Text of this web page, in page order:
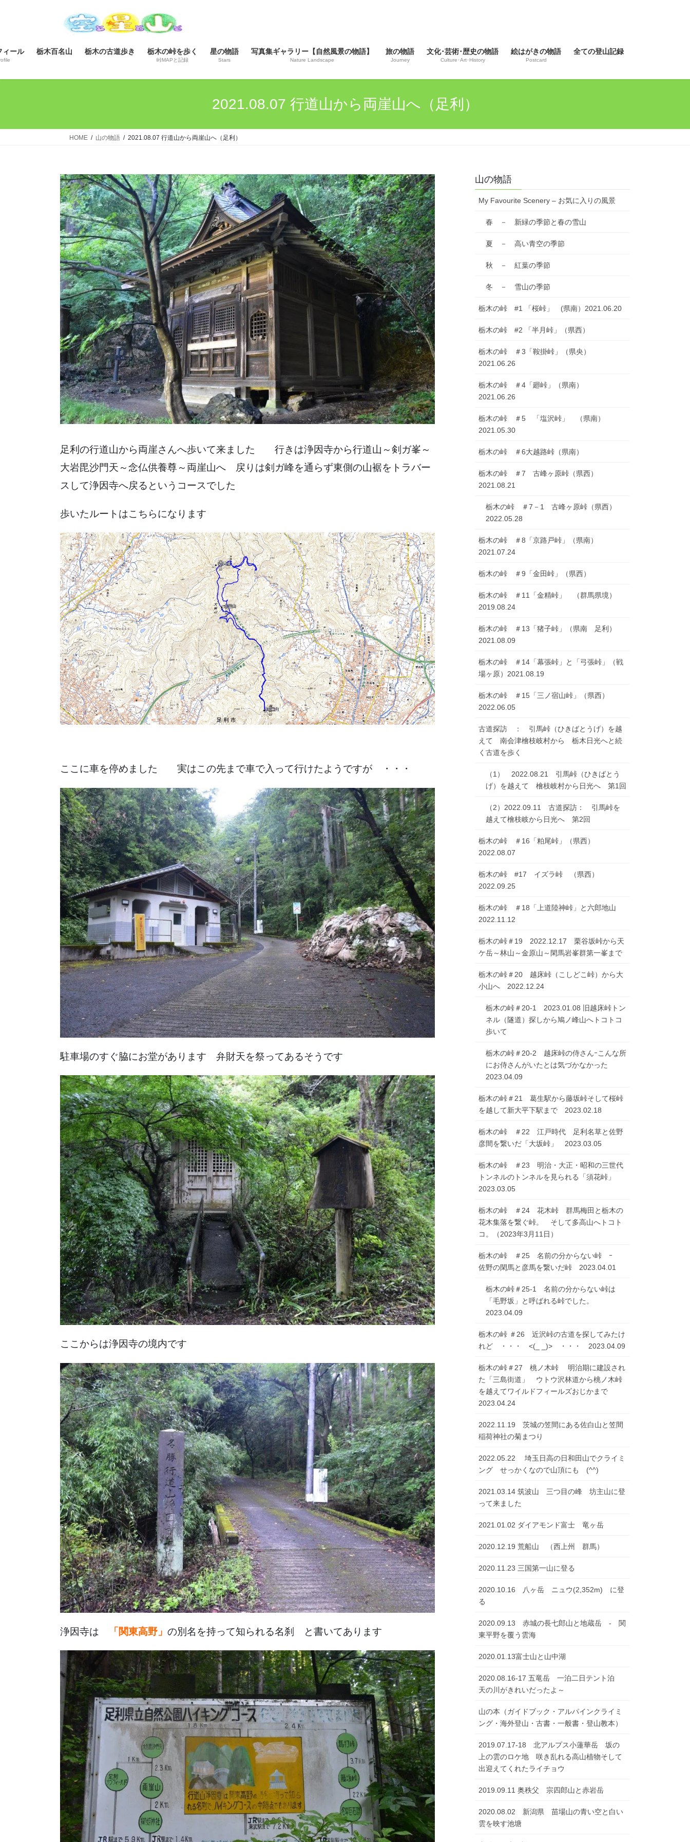
ツ
ス
シ
ン
ィール 栃木百名山 栃木の古道歩き 栃木の峠を歩く
峠MAPと記録
星の物語
Stars
写真集ギャラリー【自然風景の物語】
Nature Landscape
旅の物語
Journey
文化･芸術･歴史の物語
Culture･Art･History
絵はがきの物語
Postcard
全ての登山記録
2021.08.07 行道山から両崖山へ（足利）
HOME 山の物語 2021.08.07 行道山から両崖山へ（足利）
足利の行道山から両崖さんへ歩いて来ました 行きは浄因寺から行道山～剣ガ峯～
大岩毘沙門天～念仏供養尊～両崖山へ 戻りは剣ガ峰を通らず東側の山裾をトラバー
スして浄因寺へ戻るというコースでした
歩いたルートはこちらになります
ここに車を停めました 実はこの先まで車で入って行けたようですが ・・・
駐車場のすぐ脇にお堂があります 弁財天を祭ってあるそうです
ここからは浄因寺の境内です
浄因寺は 「関東高野」 の別名を持って知られる名刹 と書いてあります
山の物語
My Favourite Scenery – お気に入りの風景
春 － 新緑の季節と春の雪山
夏 － 高い青空の季節
秋 － 紅葉の季節
冬 － 雪山の季節
栃木の峠 #1 「桜峠」 (県南）2021.06.20
栃木の峠 #2 「半月峠」（県西）
栃木の峠 ＃3「鞍掛峠」（県央）
2021.06.26
栃木の峠 ＃4「廻峠」（県南）
2021.06.26
栃木の峠 ＃5 「塩沢峠」 （県南）
2021.05.30
栃木の峠 ＃6大越路峠（県南）
栃木の峠 ＃7 古峰ヶ原峠（県西）
2021.08.21
栃木の峠 ＃7－1 古峰ヶ原峠（県西）
2022.05.28
栃木の峠 ＃8「京路戸峠」（県南）
2021.07.24
栃木の峠 ＃9「金田峠」（県西）
栃木の峠 ＃11「金精峠」 （群馬県境）
2019.08.24
栃木の峠 ＃13「猪子峠」（県南 足利）
2021.08.09
栃木の峠 ＃14「幕張峠」と「弓張峠」（戦
場ヶ原）2021.08.19
栃木の峠 ＃15「三ノ宿山峠」（県西）
2022.06.05
古道探訪 ： 引馬峠（ひきばとうげ）を越
えて 南会津檜枝岐村から 栃木日光へと続
く古道を歩く
（1） 2022.08.21 引馬峠（ひきばとう
げ）を越えて 檜枝岐村から日光へ 第1回
（2）2022.09.11 古道探訪： 引馬峠を
越えて檜枝岐から日光へ 第2回
栃木の峠 ＃16「粕尾峠」（県西）
2022.08.07
栃木の峠 #17 イズラ峠 （県西）
2022.09.25
栃木の峠 ＃18「上道陸神峠」と六郎地山
2022.11.12
栃木の峠＃19 2022.12.17 栗谷坂峠から天
ケ岳～林山～金原山～閑馬岩峯群第一峯まで
栃木の峠＃20 越床峠（こしどこ峠）から大
小山へ 2022.12.24
栃木の峠＃20-1 2023.01.08 旧越床峠トン
ネル（隧道）探しから鳩ノ峰山へトコトコ
歩いて
栃木の峠＃20-2 越床峠の侍さんｰこんな所
にお侍さんがいたとは気づかなかった
2023.04.09
栃木の峠＃21 葛生駅から藤坂峠そして桜峠
を越して新大平下駅まで 2023.02.18
栃木の峠 ＃22 江戸時代 足利名草と佐野
彦間を繋いだ「大坂峠」 2023.03.05
栃木の峠 ＃23 明治・大正・昭和の三世代
トンネルのトンネルを見られる「須花峠」
2023.03.05
栃木の峠 ＃24 花木峠 群馬梅田と栃木の
花木集落を繋ぐ峠。 そして多高山へトコト
コ。（2023年3月11日）
栃木の峠 ＃25 名前の分からない峠 ｰ
佐野の閑馬と彦馬を繋いだ峠 2023.04.01
栃木の峠＃25-1 名前の分からない峠は
「毛野坂」と呼ばれる峠でした。
2023.04.09
栃木の峠 ＃26 近沢峠の古道を探してみたけ
れど ・・・ <(_ _)> ・・・ 2023.04.09
栃木の峠＃27 桃ノ木峠 明治期に建設され
た「三島街道」 ウトウ沢林道から桃ノ木峠
を越えてワイルドフィールズおじかまで
2023.04.24
2022.11.19 茨城の笠間にある佐白山と笠間
稲荷神社の菊まつり
2022.05.22 埼玉日高の日和田山でクライミ
ング せっかくなので山頂にも (^^)
2021.03.14 筑波山 三つ目の峰 坊主山に登
って来ました
2021.01.02 ダイアモンド富士 竜ヶ岳
2020.12.19 荒船山 （西上州 群馬）
2020.11.23 三国第一山に登る
2020.10.16 八ヶ岳 ニュウ(2,352m) に登
る
2020.09.13 赤城の長七郎山と地蔵岳 - 関
東平野を覆う雲海
2020.01.13富士山と山中湖
2020.08.16-17 五竜岳 一泊二日テント泊
天の川がきれいだったよ～
山の本（ガイドブック・アルパインクライミ
ング・海外登山・古書・一般書・登山教本）
2019.07.17-18 北アルプス小蓮華岳 坂の
上の雲のロケ地 咲き乱れる高山植物そして
出迎えてくれたライチョウ
2019.09.11 奥秩父 宗四郎山と赤岩岳
2020.08.02 新潟県 苗場山の青い空と白い
雲を映す池塘